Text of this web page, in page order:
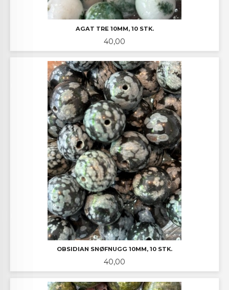
AGAT TRE 10MM, 10 STK.
Pris
40,00
OBSIDIAN SNØFNUGG 10MM, 10 STK.
Pris
40,00